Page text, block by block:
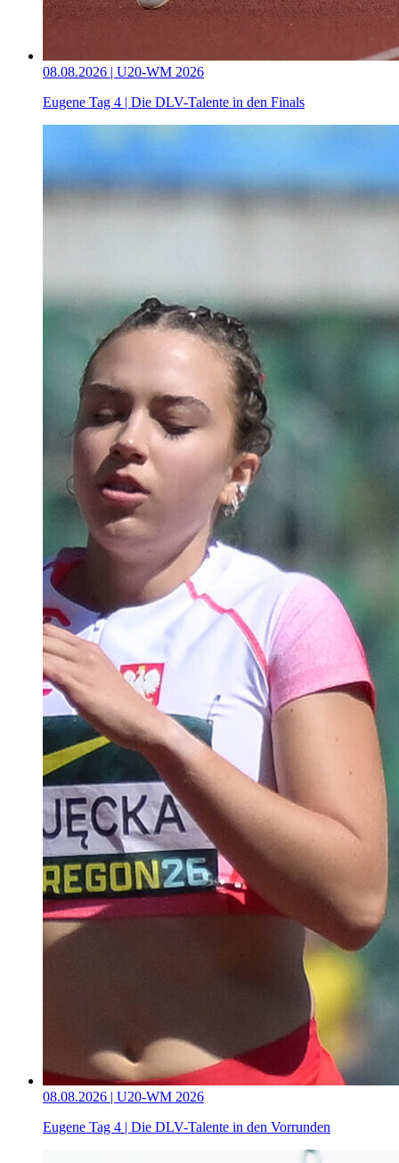
08.08.2026 | U20-WM 2026
Eugene Tag 4 | Die DLV-Talente in den Finals
08.08.2026 | U20-WM 2026
Eugene Tag 4 | Die DLV-Talente in den Vorrunden